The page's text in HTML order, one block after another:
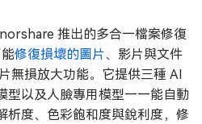
推出的多合一檔案修復
修復損壞的圖片、影片與文件
無損放大功能。它提供三種 AI
型以及人臉專用模型——能自動
析度、色彩飽和度與銳利度，修